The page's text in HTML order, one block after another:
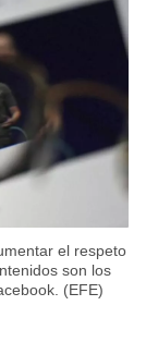
el respeto
son los
(EFE)